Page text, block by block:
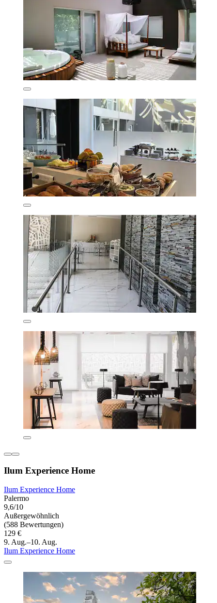
Ilum Experience Home
Ilum Experience Home
Palermo
9,6/10
Außergewöhnlich
(588 Bewertungen)
129 €
9. Aug.–10. Aug.
Ilum Experience Home